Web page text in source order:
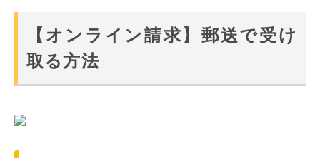
【オンライン請求】郵送で受け
取る方法